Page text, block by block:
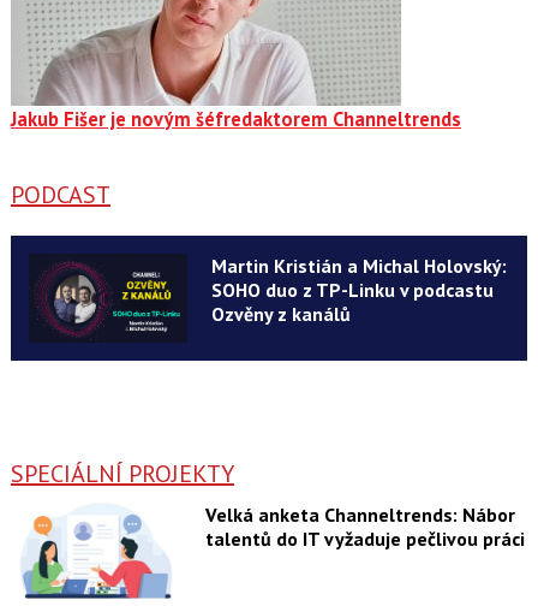
Jakub Fišer je novým šéfredaktorem Channeltrends
PODCAST
Martin Kristián a Michal Holovský:
SOHO duo z TP-Linku v podcastu
Ozvěny z kanálů
SPECIÁLNÍ PROJEKTY
Velká anketa Channeltrends: Nábor
talentů do IT vyžaduje pečlivou práci